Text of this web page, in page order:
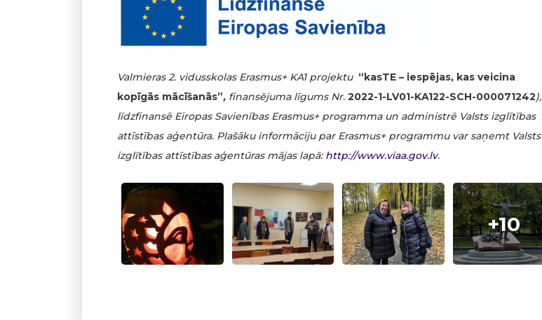
Valmieras 2. vidusskolas Erasmus+ KA1 projektu “kasTE – iespējas, kas veicina
kopīgās mācīšanās”, finansējuma līgums Nr. 2022-1-LV01-KA122-SCH-000071242),
līdzfinansē Eiropas Savienības Erasmus+ programma un administrē Valsts izglītības
attīstības aģentūra. Plašāku informāciju par Erasmus+ programmu var saņemt Valsts
izglītības attīstības aģentūras mājas lapā: http://www.viaa.gov.lv.
+10